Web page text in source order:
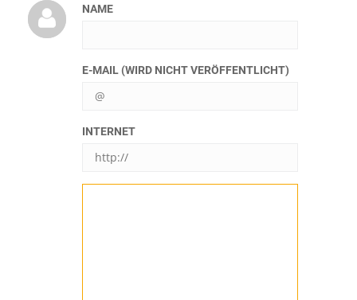
NAME
E-MAIL (WIRD NICHT VERÖFFENTLICHT)
INTERNET